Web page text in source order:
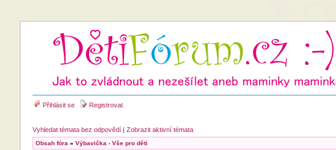
Přihlásit se Registrovat
Vyhledat témata bez odpovědí| Zobrazit aktivní témata
Obsah fóra » Výbavička - Vše pro děti